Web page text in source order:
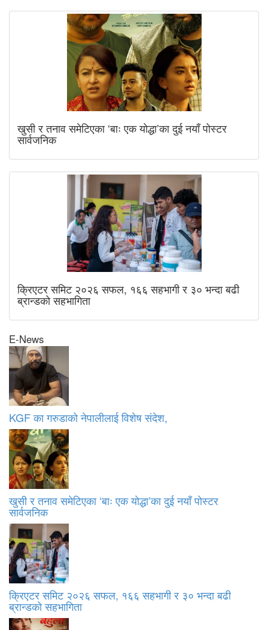
खुसी र तनाव समेटिएका ‘बाः एक योद्धा’का दुई नयाँ पोस्टर
सार्वजनिक
क्रिएटर समिट २०२६ सफल, १६६ सहभागी र ३० भन्दा बढी
ब्रान्डको सहभागिता
E-News
KGF का गरुडाको नेपालीलाई विशेष संदेश,
खुसी र तनाव समेटिएका ‘बाः एक योद्धा’का दुई नयाँ पोस्टर
सार्वजनिक
क्रिएटर समिट २०२६ सफल, १६६ सहभागी र ३० भन्दा बढी
ब्रान्डको सहभागिता